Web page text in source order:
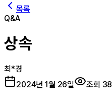
목록
Q&A
상속
최*경
2024년 1월 26일
조회 38